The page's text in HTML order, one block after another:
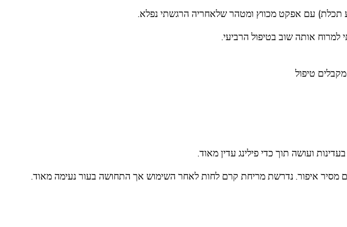
עם אפקט מכווץ ומטהר שלאחריה הרגשתי נפלא.
אותה שוב בטיפול הרביעי.
טיפול
ועושה תוך כדי פילינג עדין מאוד.
גם מסיר איפור. נדרשת מריחת קרם לחות לאחר השימוש אך התחושה בעור נעימה מאוד.